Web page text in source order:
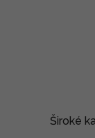
Široké